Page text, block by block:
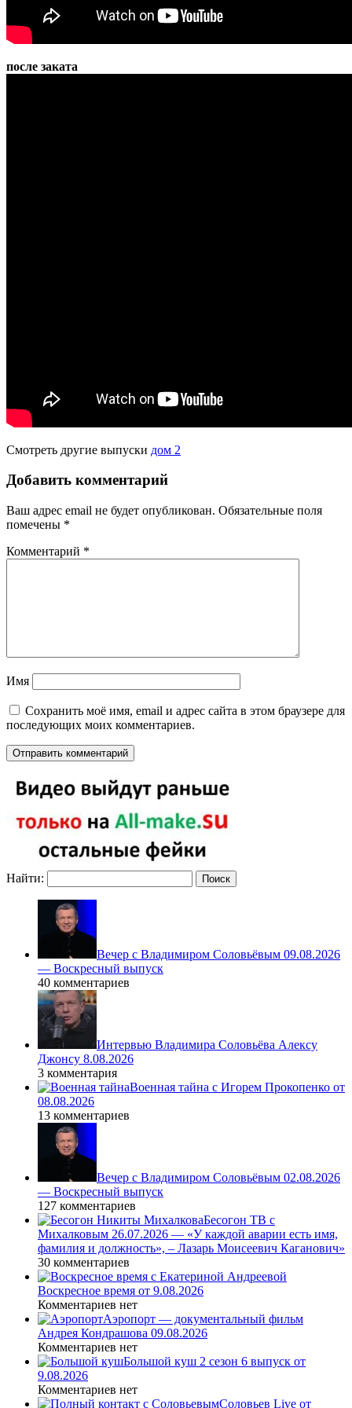
после заката
Смотреть другие выпуски дом 2
Добавить комментарий
Ваш адрес email не будет опубликован. Обязательные поля
помечены *
Комментарий *
Имя
Сохранить моё имя, email и адрес сайта в этом браузере для
последующих моих комментариев.
Найти:
Вечер с Владимиром Соловьёвым 09.08.2026
— Воскресный выпуск
40 комментариев
Интервью Владимира Соловьёва Алексу
Джонсу 8.08.2026
3 комментария
Военная тайна с Игорем Прокопенко от
08.08.2026
13 комментариев
Вечер с Владимиром Соловьёвым 02.08.2026
— Воскресный выпуск
127 комментариев
Бесогон ТВ с
Михалковым 26.07.2026 — «У каждой аварии есть имя,
фамилия и должность», – Лазарь Моисеевич Каганович»
30 комментариев
Воскресное время от 9.08.2026
Комментариев нет
Аэропорт — документальный фильм
Андрея Кондрашова 09.08.2026
Комментариев нет
Большой куш 2 сезон 6 выпуск от
9.08.2026
Комментариев нет
Соловьев Live от